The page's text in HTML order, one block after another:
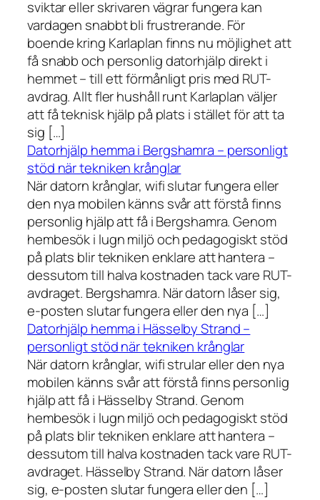
sviktar eller skrivaren vägrar fungera kan
vardagen snabbt bli frustrerande. För
boende kring Karlaplan finns nu möjlighet att
få snabb och personlig datorhjälp direkt i
hemmet – till ett förmånligt pris med RUT-
avdrag. Allt fler hushåll runt Karlaplan väljer
att få teknisk hjälp på plats i stället för att ta
sig […]
Datorhjälp hemma i Bergshamra – personligt
stöd när tekniken krånglar
När datorn krånglar, wifi slutar fungera eller
den nya mobilen känns svår att förstå finns
personlig hjälp att få i Bergshamra. Genom
hembesök i lugn miljö och pedagogiskt stöd
på plats blir tekniken enklare att hantera –
dessutom till halva kostnaden tack vare RUT-
avdraget. Bergshamra. När datorn låser sig,
e-posten slutar fungera eller den nya […]
Datorhjälp hemma i Hässelby Strand –
personligt stöd när tekniken krånglar
När datorn krånglar, wifi strular eller den nya
mobilen känns svår att förstå finns personlig
hjälp att få i Hässelby Strand. Genom
hembesök i lugn miljö och pedagogiskt stöd
på plats blir tekniken enklare att hantera –
dessutom till halva kostnaden tack vare RUT-
avdraget. Hässelby Strand. När datorn låser
sig, e-posten slutar fungera eller den […]